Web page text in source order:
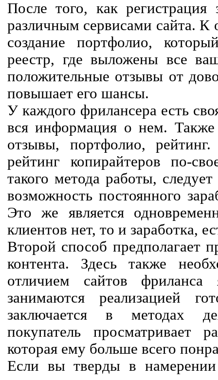
После того, как регистрация
различным сервисами сайта. К
создание портфолио,
реестр, где выложены все
положительные отзывы от
повышает его шансы.
У каждого фрилансера есть
вся информация о нем. Также
отзывы, портфолио,
рейтинг копирайтеров по-
такого метода работы,
возможность постоянного
Это же является
клиентов нет, то и заработка,
Второй способ предполагает
контента. Здесь также
отличием сайтов
занимаются реализацией
заключается в методах
покупатель просматривает
которая ему больше всего
Если вы тверды в